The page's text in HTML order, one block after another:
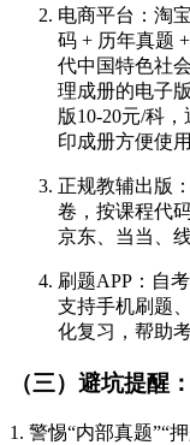
电商平台：淘
码 + 历年真题
代中国特色社
理成册的电子
版10-20元/科
印成册方便使用
正规教辅出版
卷，按课程代
京东、当当、
刷题APP：自
支持手机刷题
化复习，帮助
（三）避坑提醒
1. 警惕“内部真题”“